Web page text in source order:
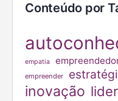
Conteúdo por
empatia
empreender
inovação